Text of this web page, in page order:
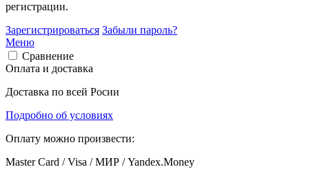
регистрации.
Зарегистрироваться Забыли пароль?
Меню
Сравнение
Оплата и доставка
Доставка по всей Росии
Подробно об условиях
Оплату можно произвести:
Master Card / Visa / МИР / Yandex.Money